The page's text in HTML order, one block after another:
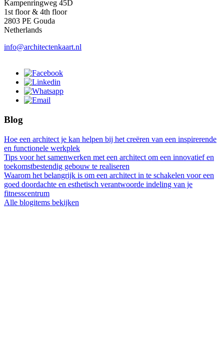
Kampenringweg 45D
1st floor & 4th floor
2803 PE Gouda
Netherlands
info@architectenkaart.nl
Blog
Hoe een architect je kan helpen bij het creëren van een inspirerende
en functionele werkplek
Tips voor het samenwerken met een architect om een innovatief en
toekomstbestendig gebouw te realiseren
Waarom het belangrijk is om een architect in te schakelen voor een
goed doordachte en esthetisch verantwoorde indeling van je
fitnesscentrum
Alle blogitems bekijken